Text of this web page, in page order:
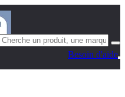
Besoin d'aide